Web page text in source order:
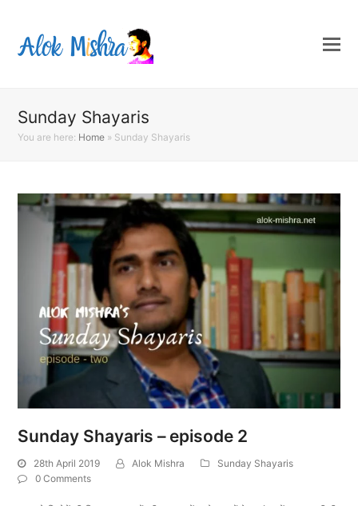
Sunday Shayaris
You are here: Home » Sunday Shayaris
Sunday Shayaris – episode 2
28th April 2019 Alok Mishra
Sunday Shayaris
0 Comments